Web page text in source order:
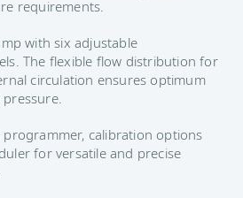
requirements.
with six adjustable
The flexible flow distribution for
circulation ensures optimum
programmer, calibration options
for versatile and precise